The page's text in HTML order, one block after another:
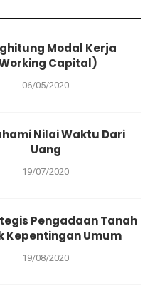
Modal Kerja
Capital)
06/05/2020
Nilai Waktu Dari
Uang
19/07/2020
Pengadaan Tanah
Kepentingan Umum
19/08/2020